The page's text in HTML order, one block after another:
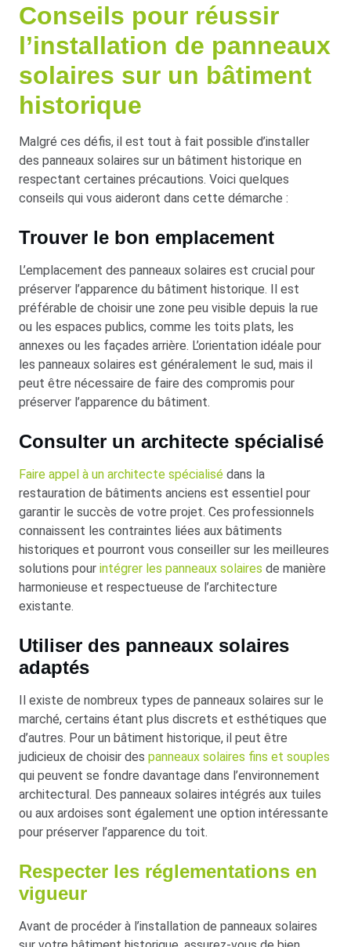
Conseils pour réussir
l’installation de panneaux
solaires sur un bâtiment
historique
Malgré ces défis, il est tout à fait possible d’installer
des panneaux solaires sur un bâtiment historique en
respectant certaines précautions. Voici quelques
conseils qui vous aideront dans cette démarche :
Trouver le bon emplacement
L’emplacement des panneaux solaires est crucial pour
préserver l’apparence du bâtiment historique. Il est
préférable de choisir une zone peu visible depuis la rue
ou les espaces publics, comme les toits plats, les
annexes ou les façades arrière. L’orientation idéale pour
les panneaux solaires est généralement le sud, mais il
peut être nécessaire de faire des compromis pour
préserver l’apparence du bâtiment.
Consulter un architecte spécialisé
Faire appel à un architecte spécialisé dans la
restauration de bâtiments anciens est essentiel pour
garantir le succès de votre projet. Ces professionnels
connaissent les contraintes liées aux bâtiments
historiques et pourront vous conseiller sur les meilleures
solutions pour intégrer les panneaux solaires de manière
harmonieuse et respectueuse de l’architecture
existante.
Utiliser des panneaux solaires
adaptés
Il existe de nombreux types de panneaux solaires sur le
marché, certains étant plus discrets et esthétiques que
d’autres. Pour un bâtiment historique, il peut être
judicieux de choisir des panneaux solaires fins et souples
qui peuvent se fondre davantage dans l’environnement
architectural. Des panneaux solaires intégrés aux tuiles
ou aux ardoises sont également une option intéressante
pour préserver l’apparence du toit.
Respecter les réglementations en
vigueur
Avant de procéder à l’installation de panneaux solaires